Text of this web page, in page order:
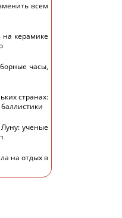
всем
на керамике
часы,
странах:
ученые
на отдых в